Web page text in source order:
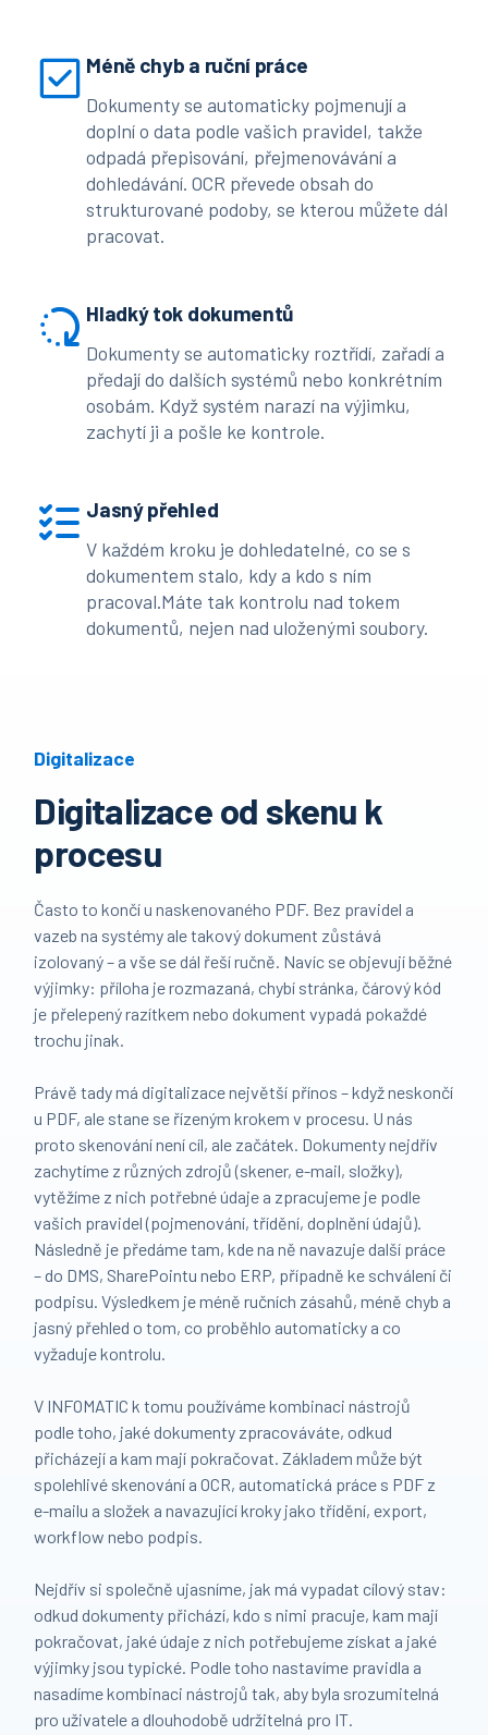
Méně chyb a ruční práce
Dokumenty se automaticky pojmenují a
doplní o data podle vašich pravidel, takže
odpadá přepisování, přejmenovávání a
dohledávání. OCR převede obsah do
strukturované podoby, se kterou můžete dál
pracovat.
Hladký tok dokumentů
Dokumenty se automaticky roztřídí, zařadí a
předají do dalších systémů nebo konkrétním
osobám. Když systém narazí na výjimku,
zachytí ji a pošle ke kontrole.
Jasný přehled
V každém kroku je dohledatelné, co se s
dokumentem stalo, kdy a kdo s ním
pracoval.Máte tak kontrolu nad tokem
dokumentů, nejen nad uloženými soubory.
Digitalizace
Digitalizace od skenu k
procesu
Často to končí u naskenovaného PDF. Bez pravidel a
vazeb na systémy ale takový dokument zůstává
izolovaný – a vše se dál řeší ručně. Navíc se objevují běžné
výjimky: příloha je rozmazaná, chybí stránka, čárový kód
je přelepený razítkem nebo dokument vypadá pokaždé
trochu jinak.
Právě tady má digitalizace největší přínos – když neskončí
u PDF, ale stane se řízeným krokem v procesu. U nás
proto skenování není cíl, ale začátek. Dokumenty nejdřív
zachytíme z různých zdrojů (skener, e-mail, složky),
vytěžíme z nich potřebné údaje a zpracujeme je podle
vašich pravidel (pojmenování, třídění, doplnění údajů).
Následně je předáme tam, kde na ně navazuje další práce
– do DMS, SharePointu nebo ERP, případně ke schválení či
podpisu. Výsledkem je méně ručních zásahů, méně chyb a
jasný přehled o tom, co proběhlo automaticky a co
vyžaduje kontrolu.
V INFOMATIC k tomu používáme kombinaci nástrojů
podle toho, jaké dokumenty zpracováváte, odkud
přicházejí a kam mají pokračovat. Základem může být
spolehlivé skenování a OCR, automatická práce s PDF z
e-mailu a složek a navazující kroky jako třídění, export,
workflow nebo podpis.
Nejdřív si společně ujasníme, jak má vypadat cílový stav:
odkud dokumenty přichází, kdo s nimi pracuje, kam mají
pokračovat, jaké údaje z nich potřebujeme získat a jaké
výjimky jsou typické. Podle toho nastavíme pravidla a
nasadíme kombinaci nástrojů tak, aby byla srozumitelná
pro uživatele a dlouhodobě udržitelná pro IT.